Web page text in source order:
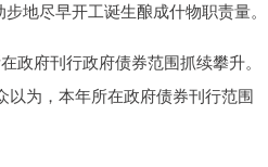
地尽早开工诞生酿成什物职责量。
政府刊行政府债券范围抓续攀升。
以为，本年所在政府债券刊行范围